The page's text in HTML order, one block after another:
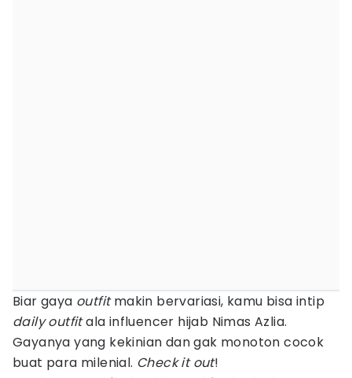
Biar gaya outfitmakin bervariasi, kamu bisa intip
daily outfitala influencer hijab Nimas Azlia.
Gayanya yang kekinian dan gak monoton cocok
buat para milenial. Check it out!